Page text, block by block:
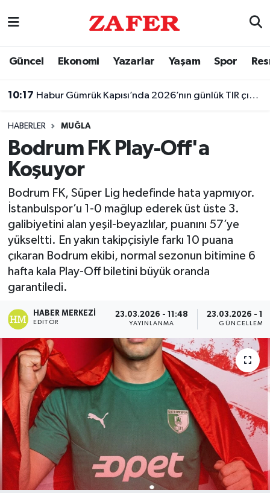
Güncel Ekonomi Yazarlar Yaşam Spor
10:17 Habur Gümrük Kapısı’nda 2026’nın günlük TIR çıkış rekoru kırıldı
HABERLER MUĞLA
Bodrum FK Play-Off'a
Koşuyor
Bodrum FK, Süper Lig hedefinde hata yapmıyor.
İstanbulspor’u 1-0 mağlup ederek üst üste 3.
galibiyetini alan yeşil-beyazlılar, puanını 57’ye
yükseltti. En yakın takipçisiyle farkı 10 puana
çıkaran Bodrum ekibi, normal sezonun bitimine 6
hafta kala Play-Off biletini büyük oranda
garantiledi.
HABER MERKEZI
EDITÖR
23.03.2026 - 11:48
YAYINLANMA
23.03.2026 -
GÜNCELLEME
Nöbetçi Eczaneler
Trafik Durumu
Süper Lig Puan Durumu ve Fikstür
Tüm Manşetler
Son Dakika Haberleri
Haber Arşivi